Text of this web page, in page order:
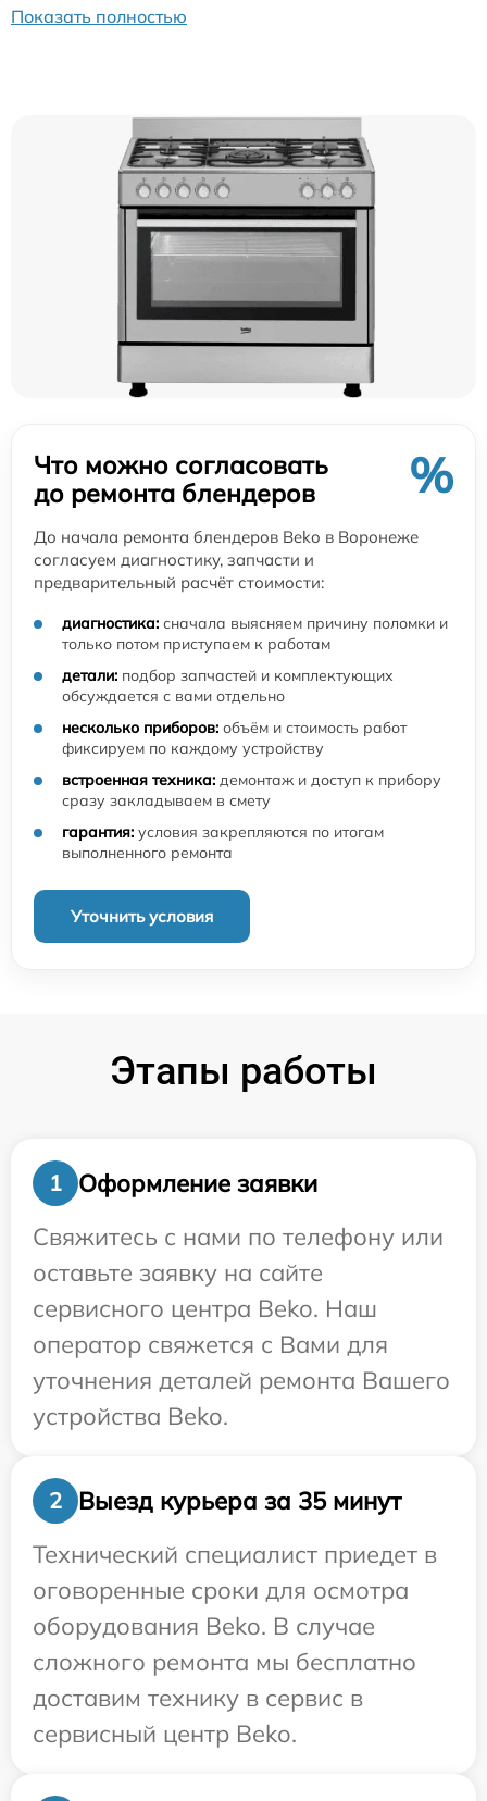
Показать полностью
Что можно согласовать
до ремонта блендеров
%
До начала ремонта блендеров Beko в Воронеже
согласуем диагностику, запчасти и
предварительный расчёт стоимости:
диагностика: сначала выясняем причину поломки и
только потом приступаем к работам
детали: подбор запчастей и комплектующих
обсуждается с вами отдельно
несколько приборов: объём и стоимость работ
фиксируем по каждому устройству
встроенная техника: демонтаж и доступ к прибору
сразу закладываем в смету
гарантия: условия закрепляются по итогам
выполненного ремонта
Уточнить условия
Этапы работы
1
Оформление заявки
Свяжитесь с нами по телефону или
оставьте заявку на сайте
сервисного центра Beko. Наш
оператор свяжется с Вами для
уточнения деталей ремонта Вашего
устройства Beko.
2
Выезд курьера за 35 минут
Технический специалист приедет в
оговоренные сроки для осмотра
оборудования Beko. В случае
сложного ремонта мы бесплатно
доставим технику в сервис в
сервисный центр Beko.